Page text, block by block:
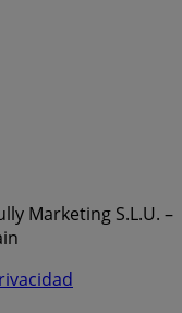
Marketing S.L.U. –